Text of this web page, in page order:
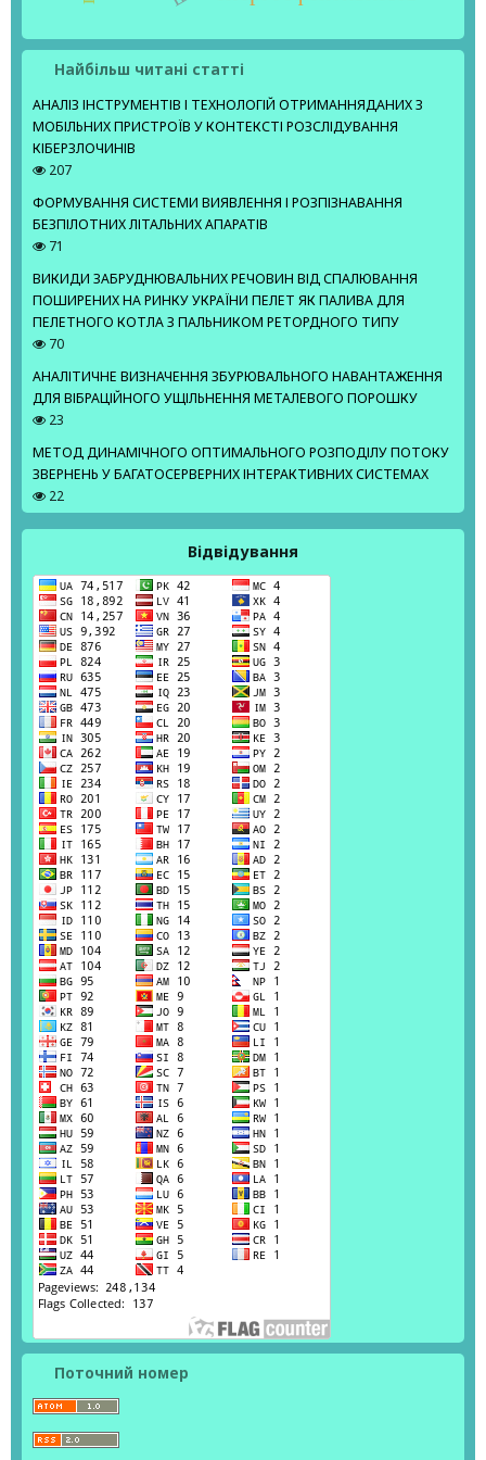
Найбільш читані статті
АНАЛІЗ ІНСТРУМЕНТІВ І ТЕХНОЛОГІЙ ОТРИМАННЯДАНИХ З
МОБІЛЬНИХ ПРИСТРОЇВ У КОНТЕКСТІ РОЗСЛІДУВАННЯ
КІБЕРЗЛОЧИНІВ
207
ФОРМУВАННЯ СИСТЕМИ ВИЯВЛЕННЯ І РОЗПІЗНАВАННЯ
БЕЗПІЛОТНИХ ЛІТАЛЬНИХ АПАРАТІВ
71
ВИКИДИ ЗАБРУДНЮВАЛЬНИХ РЕЧОВИН ВІД СПАЛЮВАННЯ
ПОШИРЕНИХ НА РИНКУ УКРАЇНИ ПЕЛЕТ ЯК ПАЛИВА ДЛЯ
ПЕЛЕТНОГО КОТЛА З ПАЛЬНИКОМ РЕТОРДНОГО ТИПУ
70
АНАЛІТИЧНЕ ВИЗНАЧЕННЯ ЗБУРЮВАЛЬНОГО НАВАНТАЖЕННЯ
ДЛЯ ВІБРАЦІЙНОГО УЩІЛЬНЕННЯ МЕТАЛЕВОГО ПОРОШКУ
23
МЕТОД ДИНАМІЧНОГО ОПТИМАЛЬНОГО РОЗПОДІЛУ ПОТОКУ
ЗВЕРНЕНЬ У БАГАТОСЕРВЕРНИХ ІНТЕРАКТИВНИХ СИСТЕМАХ
22
Відвідування
Поточний номер